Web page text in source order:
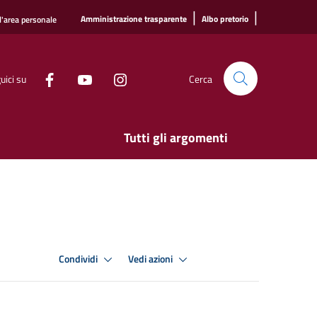
personale Amministrazione trasparente | Albo pretorio |
su Cerca
Tutti gli argomenti
Condividi Vedi azioni